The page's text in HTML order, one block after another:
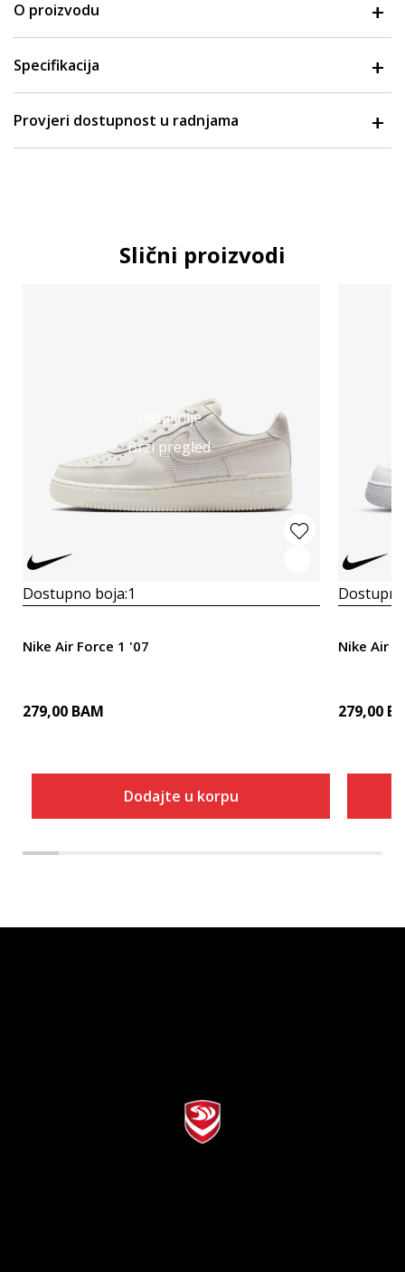
O proizvodu
Specifikacija
Provjeri dostupnost u radnjama
Slični proizvodi
Detaljnije
Brzi pregled
Dostupno boja:1
Nike Air Force 1 '07
279,00 BAM
Dodajte u korpu
Nike Air
279,00